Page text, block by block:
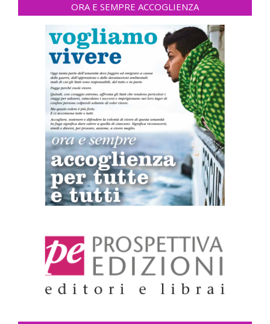
ORA E SEMPRE ACCOGLIENZA